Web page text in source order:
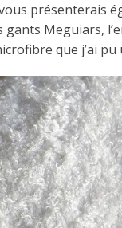
présenterais
gants Meguiars,
que j’ai